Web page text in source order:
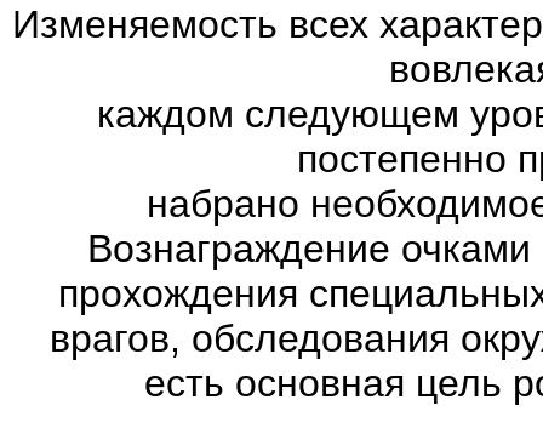
Изменяемость всех
каждом следующем
постепенно
набрано
Вознаграждение
прохождения
врагов, обследования
есть основная цель